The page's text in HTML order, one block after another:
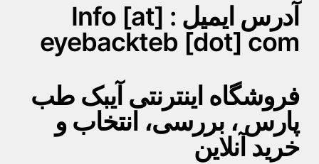
آدرس ایمیل : Info [at]
eyebackteb [dot] com
فروشگاه اینترنتی آیبک طب
پارس ، بررسی، انتخاب و
خرید آنلاین